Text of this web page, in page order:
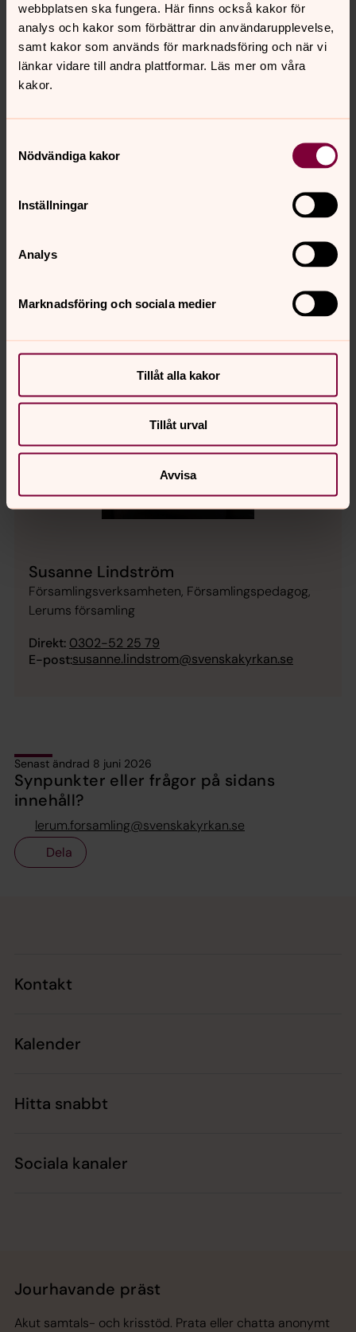
webbplatsen ska fungera. Här finns också kakor för
analys och kakor som förbättrar din användarupplevelse,
samt kakor som används för marknadsföring och när vi
länkar vidare till andra plattformar. Läs mer om våra
kakor.
Nödvändiga kakor
Inställningar
Analys
Marknadsföring och sociala medier
Tillåt alla kakor
Tillåt urval
Avvisa
Inger Burgén Levin
Direkt:0302-52 25 71
Susanne Lindström
Församlingsverksamheten, Församlingspedagog,
Lerums församling
Direkt: 0302-52 25 79
E-post:susanne.lindstrom@svenskakyrkan.se
Senast ändrad 8 juni 2026
Synpunkter eller frågor på sidans
innehåll?
lerum.forsamling@svenskakyrkan.se
Dela
Kontakt
Kalender
Hitta snabbt
Sociala kanaler
Jourhavande präst
Akut samtals- och krisstöd. Prata eller chatta anonymt